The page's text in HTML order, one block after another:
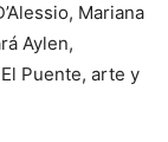
Mariana
Aylen,
Puente, arte y